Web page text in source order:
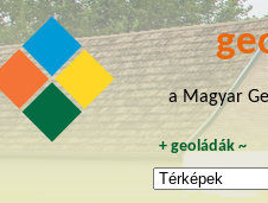
a Magyar
+geoládák ~